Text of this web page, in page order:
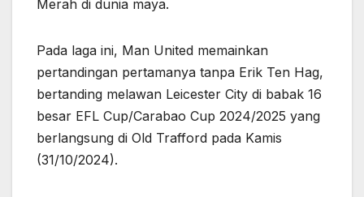
Merah di dunia maya.
Pada laga ini, Man United memainkan
pertandingan pertamanya tanpa Erik Ten Hag,
bertanding melawan Leicester City di babak 16
besar EFL Cup/Carabao Cup 2024/2025 yang
berlangsung di Old Trafford pada Kamis
(31/10/2024).